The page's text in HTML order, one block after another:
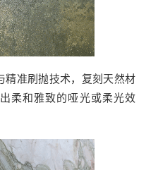
精准刷抛技术，复刻天然材
柔和雅致的哑光或柔光效